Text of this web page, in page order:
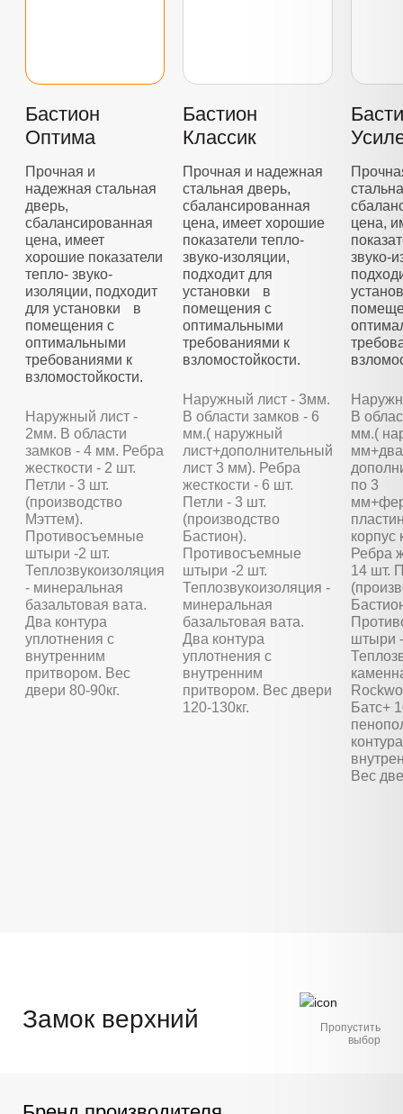
Бастион
Оптима
Прочная и
надежная стальная
дверь,
сбалансированная
цена, имеет
хорошие показатели
тепло- звуко-
изоляции, подходит
для установки в
помещения с
оптимальными
требованиями к
взломостойкости.
Наружный лист -
2мм. В области
замков - 4 мм. Ребра
жесткости - 2 шт.
Петли - 3 шт.
(производство
Мэттем).
Противосъемные
штыри -2 шт.
Теплозвукоизоляция
- минеральная
базальтовая вата.
Два контура
уплотнения с
внутренним
притвором. Вес
двери 80-90кг.
Бастион
Классик
Прочная и надежная
стальная дверь,
сбалансированная
цена, имеет хорошие
показатели тепло-
звуко-изоляции,
подходит для
установки в
помещения с
оптимальными
требованиями к
взломостойкости.
Наружный лист - 3мм.
В области замков - 6
мм.( наружный
лист+дополнительный
лист 3 мм). Ребра
жесткости - 6 шт.
Петли - 3 шт.
(производство
Бастион).
Противосъемные
штыри -2 шт.
Теплозвукоизоляция -
минеральная
базальтовая вата.
Два контура
уплотнения с
внутренним
притвором. Вес двери
120-130кг.
цена,
звуко-
В
мм.(
мм+два
по 3
корпус
Ребра
14 шт.
штыри
Батс+
Вес
Замок верхний
Пропустить
выбор